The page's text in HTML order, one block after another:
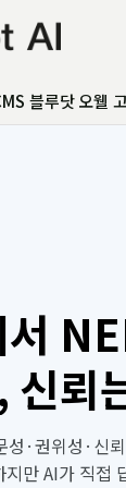
블루닷 오웰
신뢰
·권위성·신
만 AI가 직접